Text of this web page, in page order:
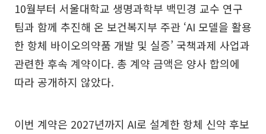
10월부터 서울대학교 생명과학부 백민경 교수 연구
팀과 함께 추진해 온 보건복지부 주관 ‘AI 모델을 활용
한 항체 바이오의약품 개발 및 실증’ 국책과제 사업과
관련한 후속 계약이다. 총 계약 금액은 양사 합의에
따라 공개하지 않았다.
이번 계약은 2027년까지 AI로 설계한 항체 신약 후보